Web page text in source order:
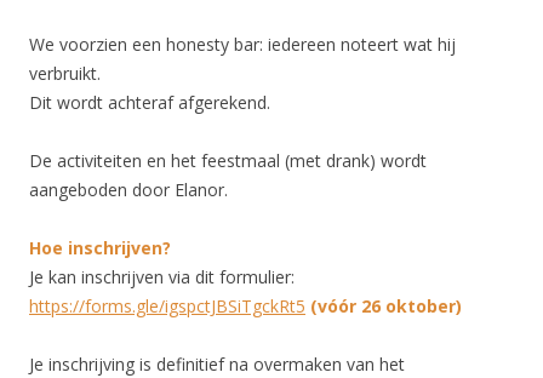
We voorzien een honesty bar: iedereen noteert wat hij
verbruikt.
Dit wordt achteraf afgerekend.
De activiteiten en het feestmaal (met drank) wordt
aangeboden door Elanor.
Hoe inschrijven?
Je kan inschrijven via dit formulier:
https://forms.gle/igspctJBSiTgckRt5 (vóór 26 oktober)
Je inschrijving is definitief na overmaken van het